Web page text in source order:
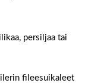
persiljaa tai
fileesuikaleet